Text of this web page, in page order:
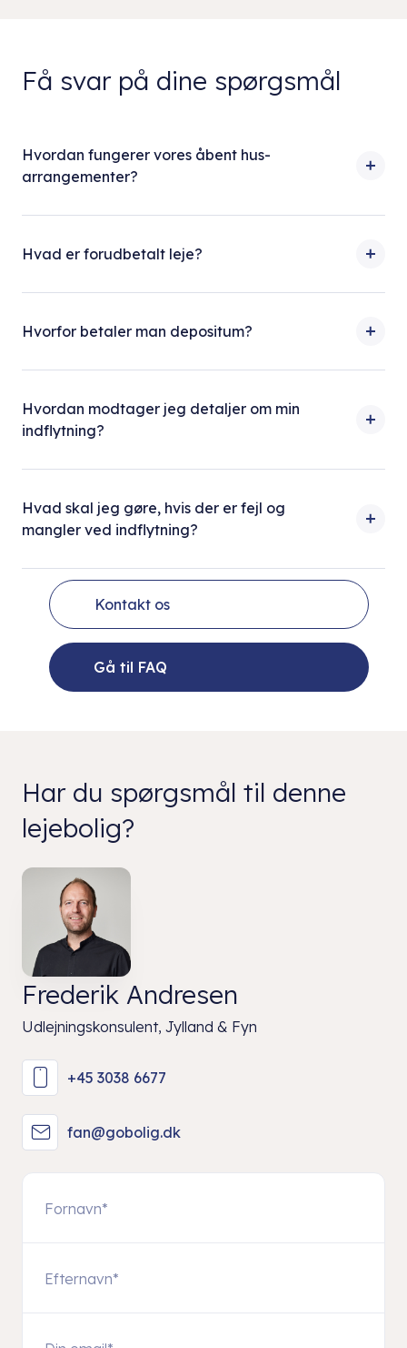
Få svar på dine spørgsmål
Hvordan fungerer vores åbent hus-
arrangementer?
Hvad er forudbetalt leje?
Hvorfor betaler man depositum?
Hvordan modtager jeg detaljer om min
indflytning?
Hvad skal jeg gøre, hvis der er fejl og
mangler ved indflytning?
Kontakt os
Gå til FAQ
Har du spørgsmål til denne
lejebolig?
Frederik Andresen
Udlejningskonsulent, Jylland & Fyn
+45 3038 6677
fan@gobolig.dk